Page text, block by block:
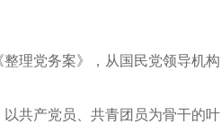
理党务案》，从国民党领导机构
共产党员、共青团员为骨干的叶